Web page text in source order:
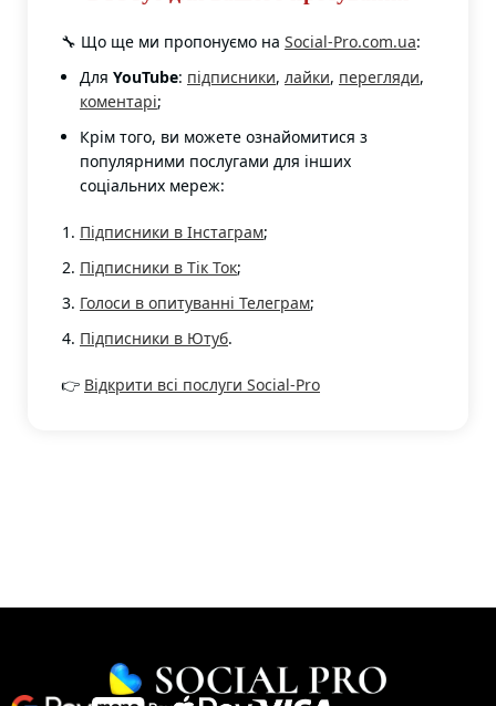
🔧 Що ще ми пропонуємо на Social-Pro.com.ua:
Для YouTube: підписники, лайки, перегляди,
коментарі;
Крім того, ви можете ознайомитися з
популярними послугами для інших
соціальних мереж:
Підписники в Інстаграм;
Підписники в Тік Ток;
Голоси в опитуванні Телеграм;
Підписники в Ютуб.
👉 Відкрити всі послуги Social-Pro